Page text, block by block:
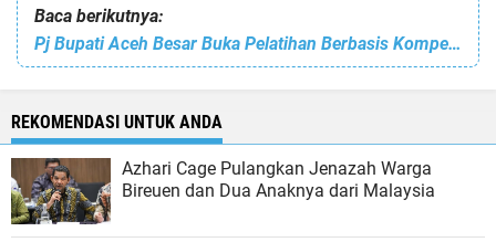
Baca berikutnya:
Pj Bupati Aceh Besar Buka Pelatihan Berbasis Kompetensi. Ini yang Disampaikannya
REKOMENDASI UNTUK ANDA
Azhari Cage Pulangkan Jenazah Warga
Bireuen dan Dua Anaknya dari Malaysia